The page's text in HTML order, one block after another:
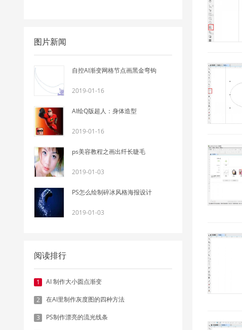
图片新闻
自控AI渐变网格节点画黑金弯钩
2019-01-16
AI绘Q版超人：身体造型
2019-01-16
ps美容教程之画出纤长睫毛
2019-01-03
PS怎么绘制碎冰风格海报设计
2019-01-03
阅读排行
1 AI 制作大小圆点渐变
2 在AI里制作灰度图的四种方法
3 PS制作漂亮的流光线条